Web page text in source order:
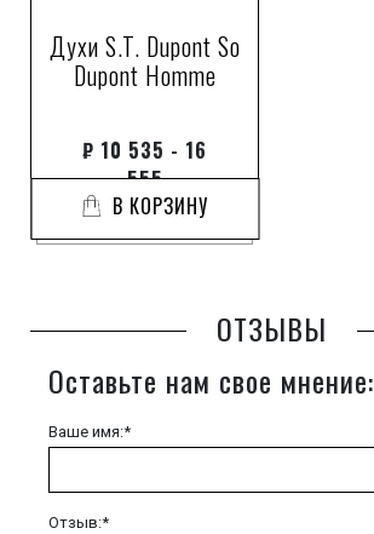
Духи S.T. Dupont So
Dupont Homme
₽ 10 535 - 16
555
В КОРЗИНУ
ОТЗЫВЫ
Оставьте нам свое мнение:
Ваше имя:*
Отзыв:*